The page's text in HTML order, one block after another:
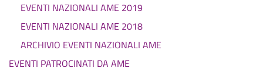
EVENTI NAZIONALI AME 2019
EVENTI NAZIONALI AME 2018
ARCHIVIO EVENTI NAZIONALI AME
EVENTI PATROCINATI DA AME